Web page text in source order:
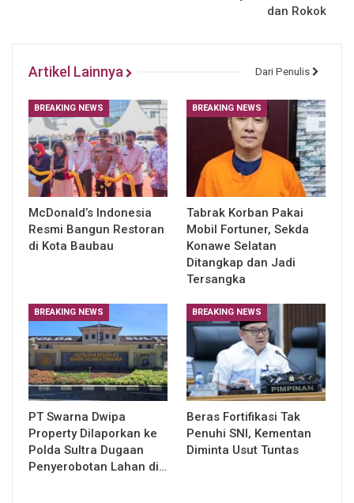
dan Rokok
Artikel Lainnya Dari Penulis
BREAKING NEWS
McDonald’s Indonesia
Resmi Bangun Restoran
di Kota Baubau
BREAKING NEWS
Tabrak Korban Pakai
Mobil Fortuner, Sekda
Konawe Selatan
Ditangkap dan Jadi
Tersangka
BREAKING NEWS
PT Swarna Dwipa
Property Dilaporkan ke
Polda Sultra Dugaan
Penyerobotan Lahan di…
BREAKING NEWS
Beras Fortifikasi Tak
Penuhi SNI, Kementan
Diminta Usut Tuntas